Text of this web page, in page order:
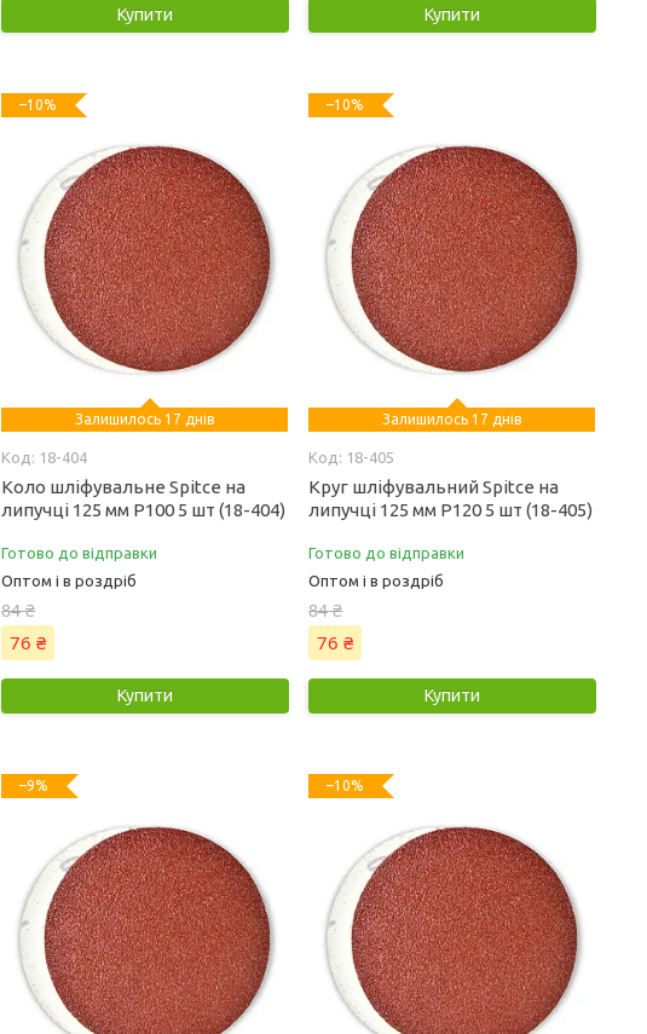
Купити Купити
–10%
Залишилось 17 днів
18-404
Коло шліфувальне Spitce на
липучці 125 мм Р100 5 шт (18-404)
Готово до відправки
Оптом і в роздріб
84 ₴
76 ₴
Купити
–10%
Залишилось 17 днів
18-405
Круг шліфувальний Spitce на
липучці 125 мм Р120 5 шт (18-405)
Готово до відправки
Оптом і в роздріб
84 ₴
76 ₴
Купити
–9% –10%